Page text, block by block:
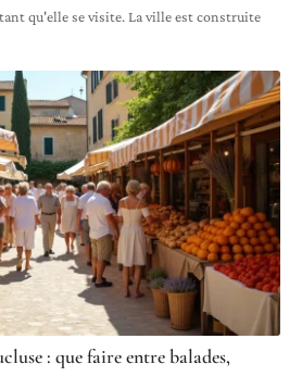
qu'elle se visite. La ville est construite
: que faire entre balades,